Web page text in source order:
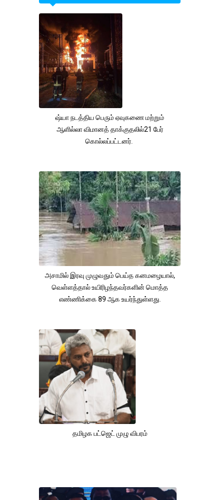
ஷ்யா நடத்திய பெரும் ஏவுகணை மற்றும்
ஆளில்லா விமானத் தாக்குதலில்21 பேர்
கொல்லப்பட்டனர்.
அசாமில் இரவு முழுவதும் பெய்த கனமழையால்,
வெள்ளத்தால் உயிரிழந்தவர்களின் மொத்த
எண்ணிக்கை 89 ஆக உயர்ந்துள்ளது.
தமிழக பட்ஜெட் முழு விபரம்